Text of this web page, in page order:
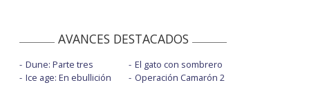
AVANCES DESTACADOS
Dune: Parte tres
Ice age: En ebullición
El gato con sombrero
Operación Camarón 2